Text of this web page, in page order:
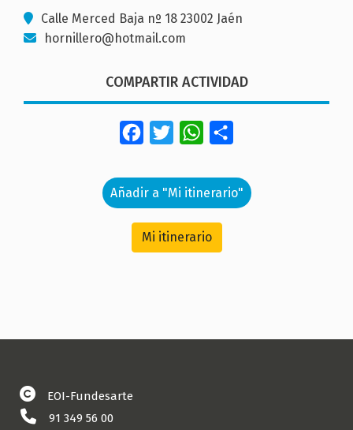
Calle Merced Baja nº 18 23002 Jaén
hornillero@hotmail.com
COMPARTIR ACTIVIDAD
FacebookTwitterWhatsApp
Añadir a "Mi itinerario"
Mi itinerario
EOI-Fundesarte
91 349 56 00